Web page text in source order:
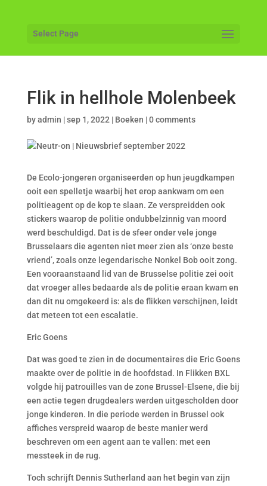
Select Page
Flik in hellhole Molenbeek
byadmin |sep 1, 2022 | Boeken |0 comments
De Ecolo-jongeren organiseerden op hun jeugdkampen
ooit een spelletje waarbij het erop aankwam om een
politieagent op de kop te slaan. Ze verspreidden ook
stickers waarop de politie ondubbelzinnig van moord
werd beschuldigd. Dat is de sfeer onder vele jonge
Brusselaars die agenten niet meer zien als ‘onze beste
vriend’, zoals onze legendarische Nonkel Bob ooit zong.
Een vooraanstaand lid van de Brusselse politie zei ooit
dat vroeger alles bedaarde als de politie eraan kwam en
dan dit nu omgekeerd is: als de flikken verschijnen, leidt
dat meteen tot een escalatie.
Eric Goens
Dat was goed te zien in de documentaires die Eric Goens
maakte over de politie in de hoofdstad. In Flikken BXL
volgde hij patrouilles van de zone Brussel-Elsene, die bij
een actie tegen drugdealers werden uitgescholden door
jonge kinderen. In die periode werden in Brussel ook
affiches verspreid waarop de beste manier werd
beschreven om een agent aan te vallen: met een
messteek in de rug.
Toch schrijft Dennis Sutherland aan het begin van zijn